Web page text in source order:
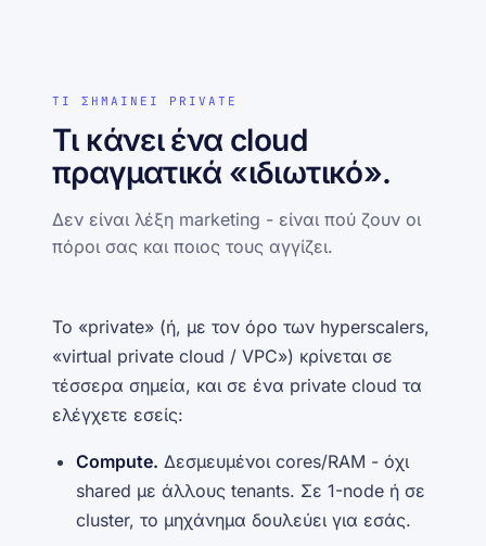
ΤΙ ΣΗΜΑΙΝΕΙ PRIVATE
Τι κάνει ένα cloud
πραγματικά «ιδιωτικό».
Δεν είναι λέξη marketing - είναι πού ζουν οι
πόροι σας και ποιος τους αγγίζει.
Το «private» (ή, με τον όρο των hyperscalers,
«virtual private cloud / VPC») κρίνεται σε
τέσσερα σημεία, και σε ένα private cloud τα
ελέγχετε εσείς:
Compute. Δεσμευμένοι cores/RAM - όχι
shared με άλλους tenants. Σε 1-node ή σε
cluster, το μηχάνημα δουλεύει για εσάς.